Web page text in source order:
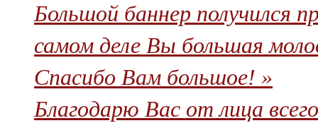
Большой баннер получился
самом деле Вы большая
Спасибо Вам большое! »
Благодарю Вас от лица